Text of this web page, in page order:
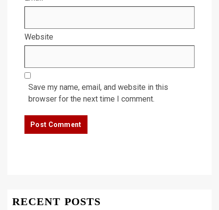
Website
Save my name, email, and website in this
browser for the next time I comment.
RECENT POSTS